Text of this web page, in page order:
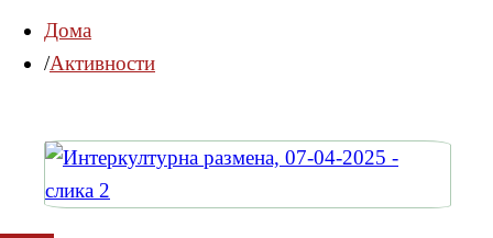
Дома
Активности